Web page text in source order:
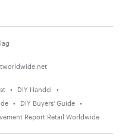
DIY Handel
DIY Buyers' Guide
Report Retail Worldwide